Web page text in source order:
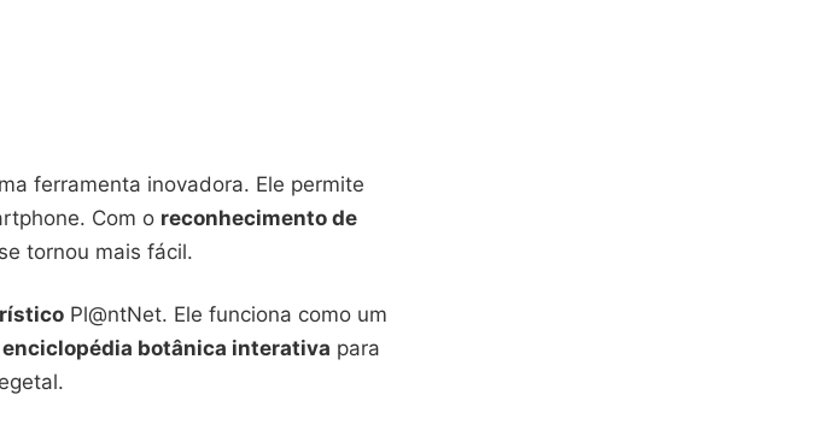
ferramenta inovadora. Ele permite
Com o reconhecimento de
se tornou mais fácil.
Pl@ntNet. Ele funciona como um
enciclopédia botânica interativa para